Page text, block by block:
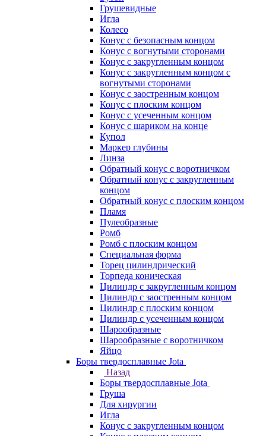
Грушевидные
Игла
Колесо
Конус с безопасным концом
Конус с вогнутыми сторонами
Конус с закругленным концом
Конус с закругленным концом с
вогнутыми сторонами
Конус с заостренным концом
Конус с плоским концом
Конус с усеченным концом
Конус с шариком на конце
Купол
Маркер глубины
Линза
Обратный конус с воротничком
Обратный конус с закругленным
концом
Обратный конус с плоским концом
Пламя
Пулеобразные
Ромб
Ромб с плоским концом
Специальная форма
Торец цилиндрический
Торпеда коническая
Цилиндр с закругленным концом
Цилиндр с заостренным концом
Цилиндр с плоским концом
Цилиндр с усеченным концом
Шарообразные
Шарообразные с воротничком
Яйцо
Боры твердосплавные Jota
Назад
Боры твердосплавные Jota
Груша
Для хирургии
Игла
Конус с закругленным концом